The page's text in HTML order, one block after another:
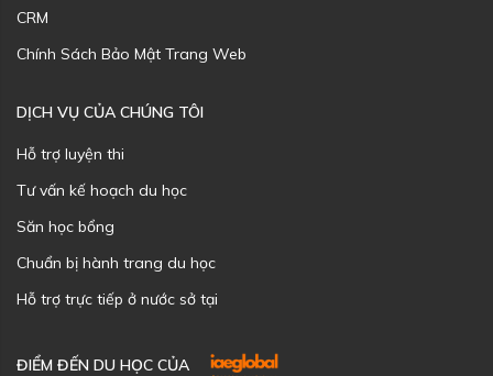
CRM
Chính Sách Bảo Mật Trang Web
DỊCH VỤ CỦA CHÚNG TÔI
Hỗ trợ luyện thi
Tư vấn kế hoạch du học
Săn học bổng
Chuẩn bị hành trang du học
Hỗ trợ trực tiếp ở nước sở tại
ĐIỂM ĐẾN DU HỌC CỦA